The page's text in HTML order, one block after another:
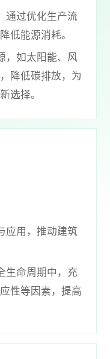
通过优化生产流
低能源消耗。
，如太阳能、风
降低碳排放，为
选择。
应用，推动建筑
生命周期中，充
性等因素，提高